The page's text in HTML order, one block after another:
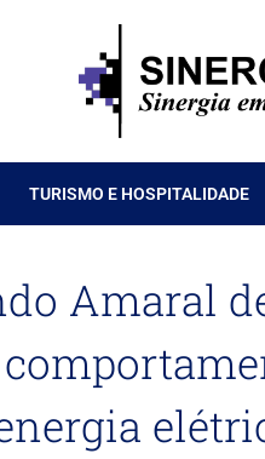
TURISMO E HOSPITALIDADE
Amaral